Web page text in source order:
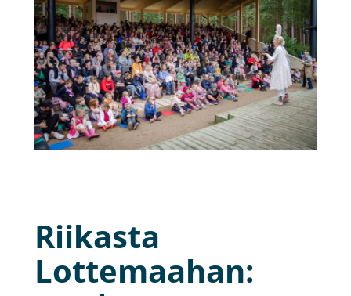
Riikasta
Lottemaahan: